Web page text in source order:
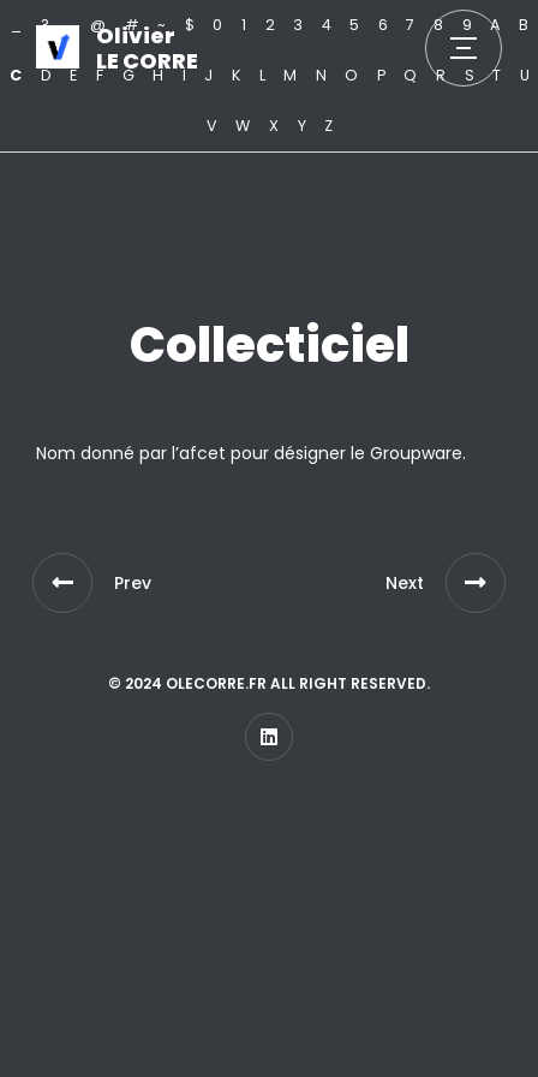
Olivier
LE CORRE
? . @ # ~ $ 0 1 2 3 4 5 6 7 8 9 A B
C D E F G H I J K L M N O P Q R S T U
V W X Y Z
Collecticiel
Nom donné par l’afcet pour désigner le Groupware.
Prev Next
© 2024 OLECORRE.FR ALL RIGHT RESERVED.